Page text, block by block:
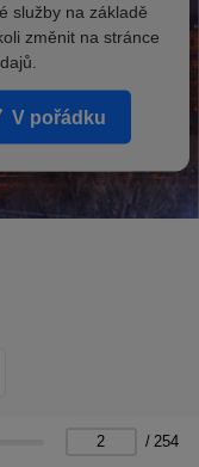
/ 254
služby na základě
změnit na stránce
V pořádku